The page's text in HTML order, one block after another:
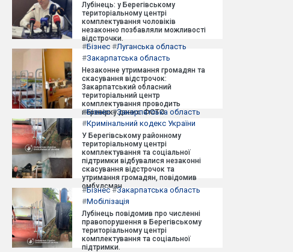
Лубінець: у Берегівському
територіальному центрі
комплектування чоловіків
незаконно позбавляли можливості
відстрочки.
#Бізнес #Луганська область
#Закарпатська область
Незаконне утримання громадян та
скасування відстрочок:
Закарпатський обласний
територіальний центр
комплектування проводить
перевірку даних. ФОТО
#Бізнес#Закарпатська область
#Кримінальний кодекс України
У Берегівському районному
територіальному центрі
комплектування та соціальної
підтримки відбувалися незаконні
скасування відстрочок та
утримання громадян, повідомив
омбудсман.
#Бізнес#Закарпатська область
#Мобілізація
Лубінець повідомив про численні
правопорушення в Берегівському
територіальному центрі
комплектування та соціальної
підтримки.